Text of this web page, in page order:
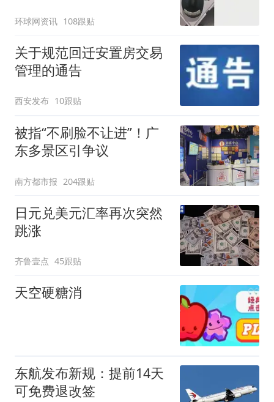
环球网资讯 108跟贴
关于规范回迁安置房交易
管理的通告
西安发布 10跟贴
被指“不刷脸不让进”！广
东多景区引争议
南方都市报 204跟贴
日元兑美元汇率再次突然
跳涨
齐鲁壹点 45跟贴
天空硬糖消
东航发布新规：提前14天
可免费退改签